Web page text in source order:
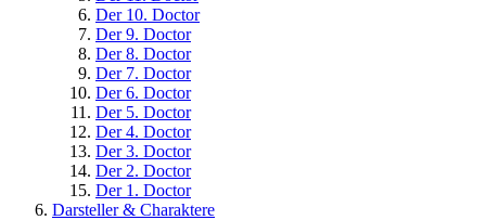
Der 10. Doctor
Der 9. Doctor
Der 8. Doctor
Der 7. Doctor
Der 6. Doctor
Der 5. Doctor
Der 4. Doctor
Der 3. Doctor
Der 2. Doctor
Der 1. Doctor
Darsteller & Charaktere